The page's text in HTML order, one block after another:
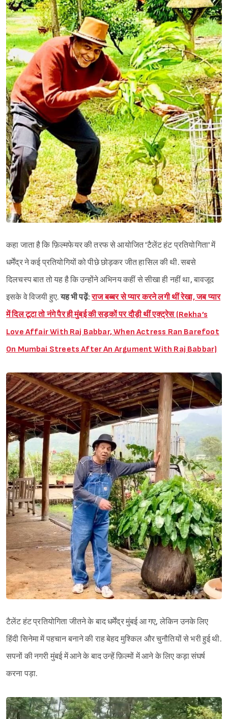
कहा जाता है कि फ़िल्मफेयर की तरफ से आयोजित 'टैलेंट हंट प्रतियोगिता' में
धर्मेंद्र ने कई प्रतियोगियों को पीछे छोड़कर जीत हासिल की थी. सबसे
दिलचस्प बात तो यह है कि उन्होंने अभिनय कहीं से सीखा ही नहीं था, बावजूद
इसके वे विजयी हुए.यह भी पढ़ें:राज बब्बर से प्यार करने लगी थीं रेखा, जब प्यार
में दिल टूटा तो नंगे पैर ही मुंबई की सड़कों पर दौड़ी थीं एक्ट्रेस (Rekha’s
Love Affair With Raj Babbar, When Actress Ran Barefoot
On Mumbai Streets After An Argument With Raj Babbar)
टैलेंट हंट प्रतियोगिता जीतने के बाद धर्मेंद्र मुंबई आ गए, लेकिन उनके लिए
हिंदी सिनेमा में पहचान बनाने की राह बेहद मुश्किल और चुनौतियों से भरी हुई थी.
सपनों की नगरी मुंबई में आने के बाद उन्हें फ़िल्मों में आने के लिए कड़ा संघर्ष
करना पड़ा.